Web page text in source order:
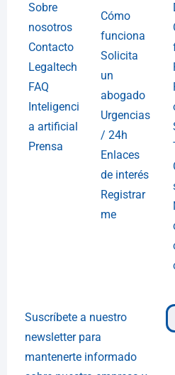
Sobre
nosotros
Contacto
Legaltech
FAQ
Inteligenci
a artificial
Prensa
Cómo
funciona
Solicita
un
abogado
Urgencias
/ 24h
Enlaces
de interés
Registrar
me
Suscríbete a nuestro
newsletter para
mantenerte informado